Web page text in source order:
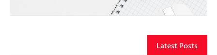
Latest Posts